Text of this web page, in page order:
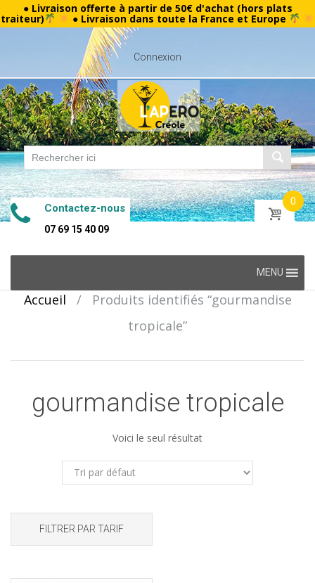
● Livraison offerte à partir de 50€ d'achat (hors plats
traiteur) ● Livraison dans toute la France et Europe
Connexion
Contactez-nous
07 69 15 40 09
0
content
MENU
Accueil /
Produits identifiés “gourmandise
tropicale”
gourmandise tropicale
Voici le seul résultat
FILTRER PAR TARIF